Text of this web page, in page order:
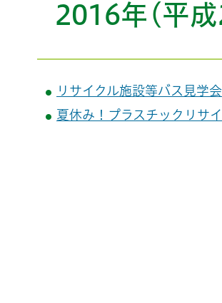
2016年(平
リサイクル施設等バス見学
夏休み！プラスチックリサ